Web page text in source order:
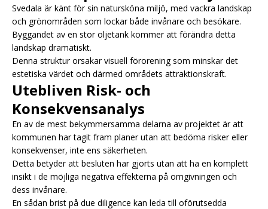
Svedala är känt för sin natursköna miljö, med vackra landskap
och grönområden som lockar både invånare och besökare.
Byggandet av en stor oljetank kommer att förändra detta
landskap dramatiskt.
Denna struktur orsakar visuell förorening som minskar det
estetiska värdet och därmed områdets attraktionskraft.
Utebliven Risk- och
Konsekvensanalys
En av de mest bekymmersamma delarna av projektet är att
kommunen har tagit fram planer utan att bedöma risker eller
konsekvenser, inte ens säkerheten.
Detta betyder att besluten har gjorts utan att ha en komplett
insikt i de möjliga negativa effekterna på omgivningen och
dess invånare.
En sådan brist på due diligence kan leda till oförutsedda